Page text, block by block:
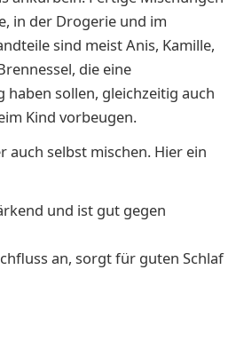
in der Drogerie und im
sind meist Anis, Kamille,
die eine
sollen, gleichzeitig auch
Kind vorbeugen.
auch selbst mischen. Hier ein
und ist gut gegen
an, sorgt für guten Schlaf